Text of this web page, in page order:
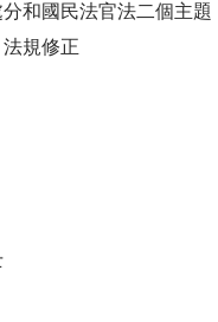
和國民法官法二個主題
法規修正